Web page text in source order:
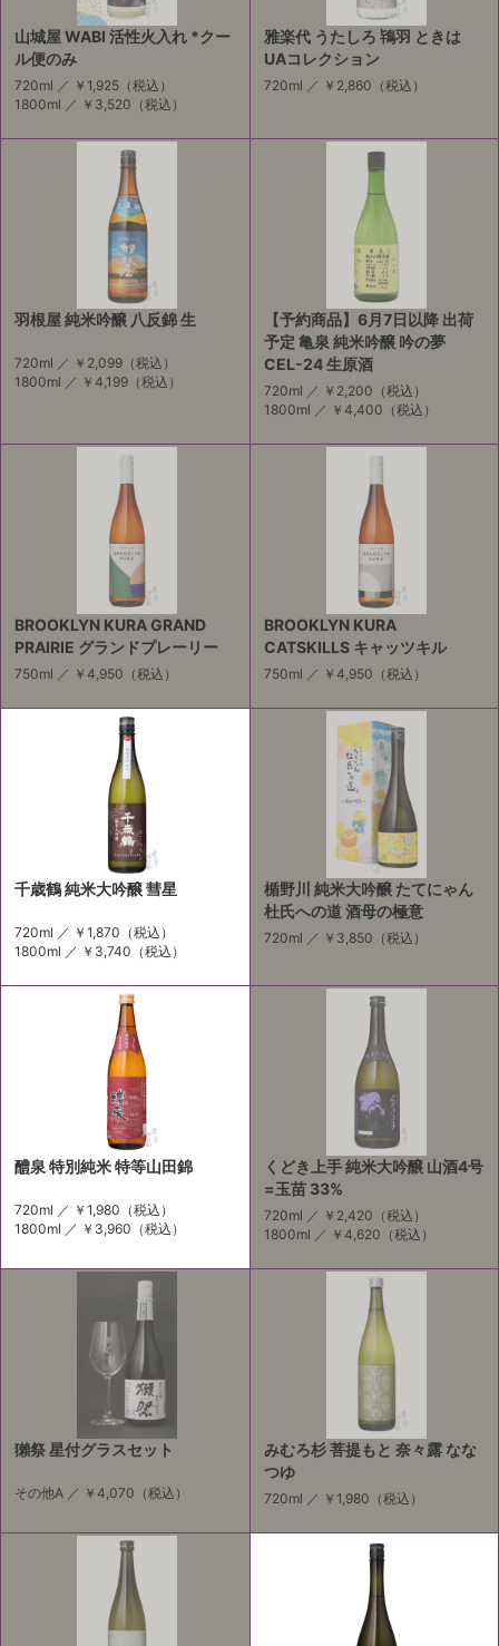
山城屋 WABI 活性火入れ *クー
ル便のみ
720ml ／ ￥1,925 （税込）
1800ml ／ ￥3,520 （税込）
雅楽代 うたしろ 鴇羽 ときは
UAコレクション
720ml ／ ￥2,860 （税込）
羽根屋 純米吟醸 八反錦 生
720ml ／ ￥2,099 （税込）
1800ml ／ ￥4,199 （税込）
【予約商品】6月7日以降 出荷
予定 亀泉 純米吟醸 吟の夢
CEL-24 生原酒
720ml ／ ￥2,200 （税込）
1800ml ／ ￥4,400 （税込）
BROOKLYN KURA GRAND
PRAIRIE グランドプレーリー
750ml ／ ￥4,950 （税込）
BROOKLYN KURA
CATSKILLS キャッツキル
750ml ／ ￥4,950 （税込）
千歳鶴 純米大吟醸 彗星
720ml ／ ￥1,870 （税込）
1800ml ／ ￥3,740 （税込）
楯野川 純米大吟醸 たてにゃん
杜氏への道 酒母の極意
720ml ／ ￥3,850 （税込）
醴泉 特別純米 特等山田錦
720ml ／ ￥1,980 （税込）
1800ml ／ ￥3,960 （税込）
くどき上手 純米大吟醸 山酒4号
=玉苗 33%
720ml ／ ￥2,420 （税込）
1800ml ／ ￥4,620 （税込）
獺祭 星付グラスセット
その他A ／ ￥4,070 （税込）
みむろ杉 菩提もと 奈々露 なな
つゆ
720ml ／ ￥1,980 （税込）